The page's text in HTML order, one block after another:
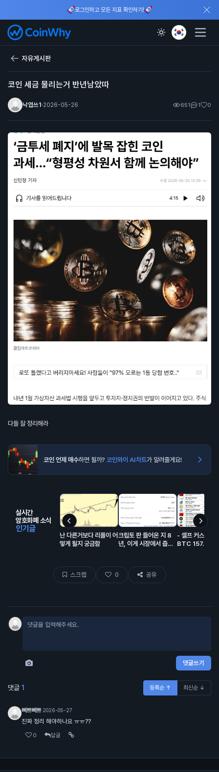
로그인하고 모든 지표 확인하기!
자유게시판
코인 세금 물리는거 반년남았따
낙엽쓰1·2026-05-26 651 1 0
다들 잘 정리해라
코인 언제 매수하면 될까? 코인와이 AI차트가 알려줄게요!
실시간
암호화폐 소식
인기글
난 다른거보다 리플이 어
떻게 될지 궁금함
크립토 판 들어온 지 8
년, 이게 시장에서 줍줍
- 셀프 커스터디
BTC 157.1만 개
스크랩 0 공유
댓글쓰기
댓글 1 등록순 ↑ 최신순 ↓
삐쁘삐쁘·2026-05-27
진짜 정리 해야하나요 ㅠㅠ??
0 답글